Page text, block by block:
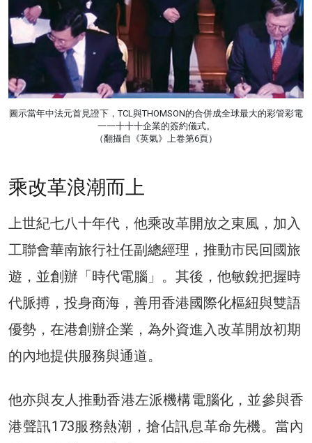
圖示當年中法元首見證下，TCL與THOMSON的合併成全球最大的彩管彩電
一一十十十企業的簽約儀式。
（翻攝自《英氣》上卷第6頁）
乘改革浪潮而上
上世紀七八十年代，他乘改革開放之東風，加入
工聯會華南旅行社任副總經理，推動市民回國旅
遊，並創辦「時代電腦」。其後，他敏銳把握時
代脈搏，投身商海，善用香港國際化樞紐與雙語
優勢，在港創辦企業，為外資進入改革開放初期
的內地提供服務與通道。
他亦與友人推動香港左派機構電腦化，並參與香
港聲訊173服務熱潮，搶佔訊息革命先機。當內